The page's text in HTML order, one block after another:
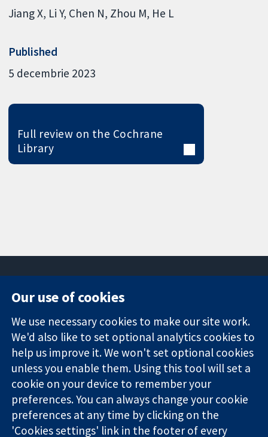
Jiang X Li Y Chen N Zhou M He L
Published
5 decembrie 2023
Full review on the Cochrane
Library
Trusted
evidence.
Informed
decisions.
Better health.
Square
London
W1G 0AN
Regatul Unit al
Marii Britanii
News
Press office
About us
Jobs
Cochrane
Library
The Cochrane Collaboration is a charity (no. 1045921) and a
Our use of cookies
We use necessary cookies to make our site work.
We'd also like to set optional analytics cookies to
help us improve it. We won't set optional cookies
unless you enable them. Using this tool will set a
cookie on your device to remember your
preferences. You can always change your cookie
preferences at any time by clicking on the
'Cookies settings' link in the footer of every